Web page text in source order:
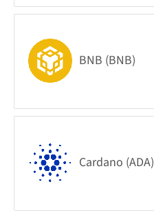
BNB (BNB)
Cardano (ADA)